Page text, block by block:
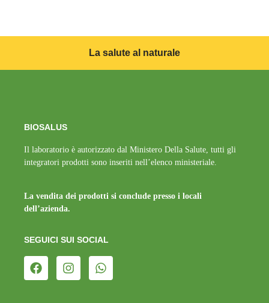
La salute al naturale
BIOSALUS
Il laboratorio è autorizzato dal Ministero Della Salute, tutti gli
integratori prodotti sono inseriti nell’elenco ministeriale.
La vendita dei prodotti si conclude presso i locali
dell’azienda.
SEGUICI SUI SOCIAL